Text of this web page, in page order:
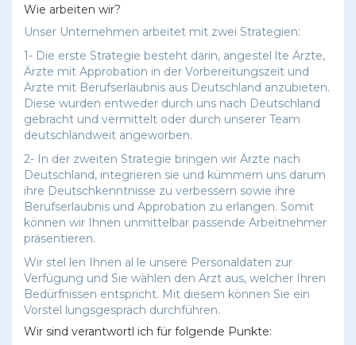
Wie arbeiten wir?
Unser Unternehmen arbeitet mit zwei Strategien:
1- Die erste Strategie besteht darin, angestel lte Ärzte,
Ärzte mit Approbation in der Vorbereitungszeit und
Ärzte mit Berufserlaubnis aus Deutschland anzubieten.
Diese wurden entweder durch uns nach Deutschland
gebracht und vermittelt oder durch unserer Team
deutschlandweit angeworben.
2- In der zweiten Strategie bringen wir Ärzte nach
Deutschland, integrieren sie und kümmern uns darum
ihre Deutschkenntnisse zu verbessern sowie ihre
Berufserlaubnis und Approbation zu erlangen. Somit
können wir Ihnen unmittelbar passende Arbeitnehmer
präsentieren.
Wir stel len Ihnen al le unsere Personaldaten zur
Verfügung und Sie wählen den Arzt aus, welcher Ihren
Bedürfnissen entspricht. Mit diesem können Sie ein
Vorstel lungsgespräch durchführen.
Wir sind verantwortl ich für folgende Punkte: